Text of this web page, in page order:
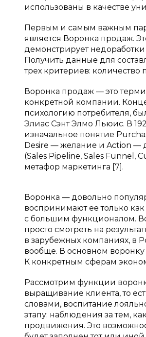
использованы в качестве
Первым и самым важным
является Воронка продаж.
демонстрирует
Получить данные для
трех критериев: количество
Воронка продаж — это
конкретной компании.
психологию потребителя,
Элиас Сэнт Элмо Льюис. В
изначальное понятие
Desire — желание и Action —
(Sales Pipeline, Sales Funnel,
метафор маркетинга [7].
Воронка — довольно
воспринимают ее только
с большим функционалом.
просто смотреть на
в зарубежных компаниях, в
вообще. В основном
К конкретным сферам
Рассмотрим функции
выращивание клиента, то
словами, воспитание
этапу: наблюдения за тем,
продвижения. Это